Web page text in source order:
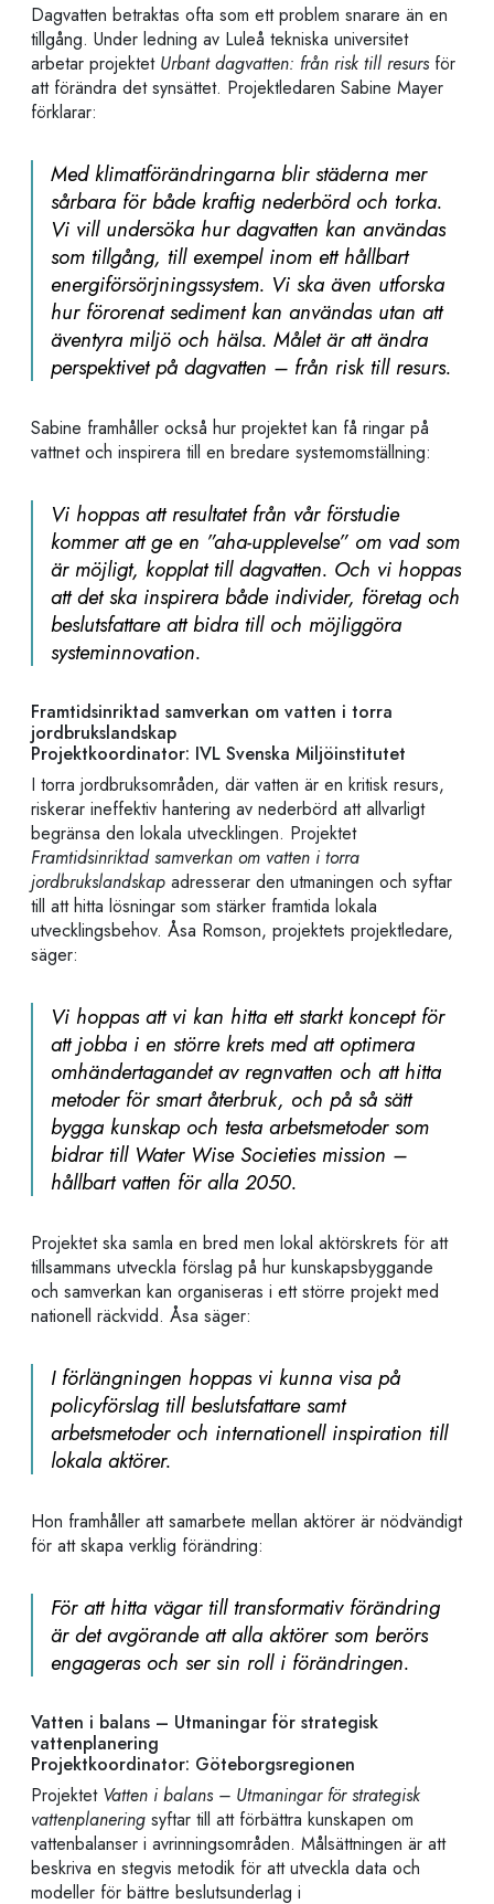
Dagvatten betraktas ofta som ett problem snarare än en
tillgång. Under ledning av Luleå tekniska universitet
arbetar projektet Urbant dagvatten: från risk till resursför
att förändra det synsättet. Projektledaren Sabine Mayer
förklarar:
Med klimatförändringarna blir städerna mer
sårbara för både kraftig nederbörd och torka.
Vi vill undersöka hur dagvatten kan användas
som tillgång, till exempel inom ett hållbart
energiförsörjningssystem. Vi ska även utforska
hur förorenat sediment kan användas utan att
äventyra miljö och hälsa. Målet är att ändra
perspektivet på dagvatten – från risk till resurs.
Sabine framhåller också hur projektet kan få ringar på
vattnet och inspirera till en bredare systemomställning:
Vi hoppas att resultatet från vår förstudie
kommer att ge en ”aha-upplevelse” om vad som
är möjligt, kopplat till dagvatten. Och vi hoppas
att det ska inspirera både individer, företag och
beslutsfattare att bidra till och möjliggöra
systeminnovation.
Framtidsinriktad samverkan om vatten i torra
jordbrukslandskap
Projektkoordinator: IVL Svenska Miljöinstitutet
I torra jordbruksområden, där vatten är en kritisk resurs,
riskerar ineffektiv hantering av nederbörd att allvarligt
begränsa den lokala utvecklingen. Projektet
Framtidsinriktad samverkan om vatten i torra
jordbrukslandskap adresserar den utmaningen och syftar
till att hitta lösningar som stärker framtida lokala
utvecklingsbehov. Åsa Romson, projektets projektledare,
säger:
Vi hoppas att vi kan hitta ett starkt koncept för
att jobba i en större krets med att optimera
omhändertagandet av regnvatten och att hitta
metoder för smart återbruk, och på så sätt
bygga kunskap och testa arbetsmetoder som
bidrar till Water Wise Societies mission –
hållbart vatten för alla 2050.
Projektet ska samla en bred men lokal aktörskrets för att
tillsammans utveckla förslag på hur kunskapsbyggande
och samverkan kan organiseras i ett större projekt med
nationell räckvidd. Åsa säger:
I förlängningen hoppas vi kunna visa på
policyförslag till beslutsfattare samt
arbetsmetoder och internationell inspiration till
lokala aktörer.
Hon framhåller att samarbete mellan aktörer är nödvändigt
för att skapa verklig förändring:
För att hitta vägar till transformativ förändring
är det avgörande att alla aktörer som berörs
engageras och ser sin roll i förändringen.
Vatten i balans – Utmaningar för strategisk
vattenplanering
Projektkoordinator: Göteborgsregionen
Projektet Vatten i balans – Utmaningar för strategisk
vattenplanering syftar till att förbättra kunskapen om
vattenbalanser i avrinningsområden. Målsättningen är att
beskriva en stegvis metodik för att utveckla data och
modeller för bättre beslutsunderlag i